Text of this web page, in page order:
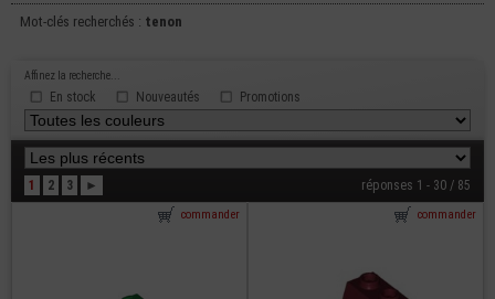
Mot-clés recherchés : tenon
Affinez la recherche...
En stock Nouveautés Promotions
1 2 3 ► réponses 1 - 30 / 85
commander commander